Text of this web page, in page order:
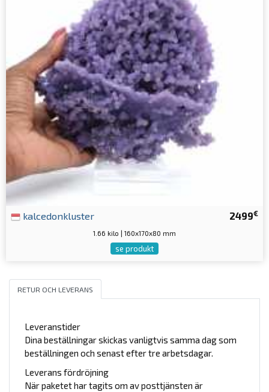
2499€
kalcedonkluster
1.66 kilo | 160x170x80 mm
se produkt
RETUR OCH LEVERANS
Leveranstider
Dina beställningar skickas vanligtvis samma dag som
beställningen och senast efter tre arbetsdagar.
Leverans fördröjning
När paketet har tagits om av posttjänsten är